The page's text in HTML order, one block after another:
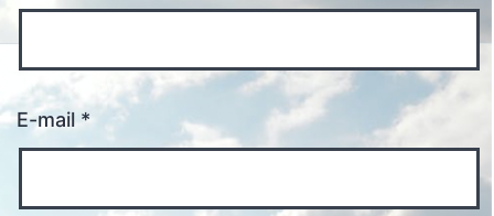
E-mail *